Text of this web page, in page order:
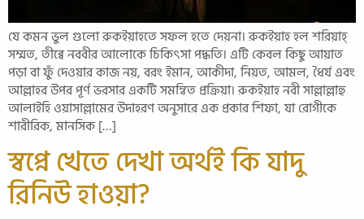
যে কমন ভুল গুলো রুকইয়াহতে সফল হতে দেয়না। রুকইয়াহ হল শরিয়াহ্
সম্মত, তীব্বে নববীর আলোকে চিকিৎসা পদ্ধতি। এটি কেবল কিছু আয়াত
পড়া বা ফুঁ দেওয়ার কাজ নয়, বরং ইমান, আকীদা, নিয়ত, আমল, ধৈর্য এবং
আল্লাহর উপর পূর্ণ ভরসার একটি সমন্বিত প্রক্রিয়া। রুকইয়াহ নবী সাল্লাল্লাহু
আলাইহি ওয়াসাল্লামের উদাহরণ অনুসারে এক প্রকার শিফা, যা রোগীকে
শারীরিক, মানসিক […]
স্বপ্নে খেতে দেখা অর্থই কি যাদু
রিনিউ হাওয়া?